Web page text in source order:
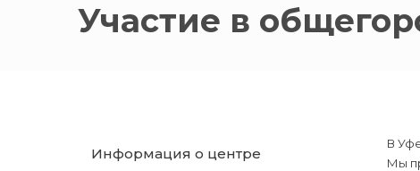
Участие в
Информация о центре
В
Мы